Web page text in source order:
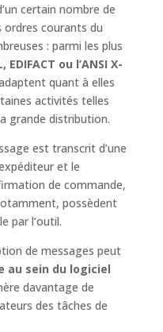
certain nombre de
courants du
: parmi les plus
EDIFACT ou l’ANSI X-
quant à elles
activités telles
grande distribution.
est transcrit d’une
et le
de commande,
possèdent
par l’outil.
de messages peut
au sein du logiciel
davantage de
des tâches de